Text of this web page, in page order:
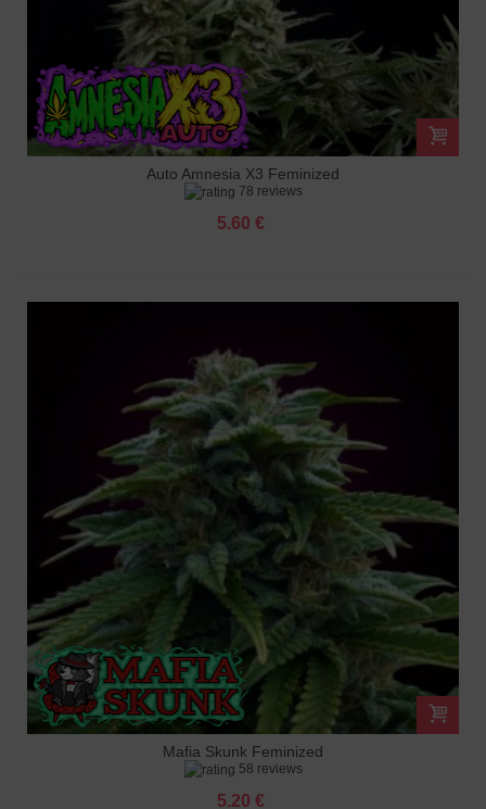
Auto Amnesia X3 Feminized
78 reviews
5.60 €
Mafia Skunk Feminized
58 reviews
5.20 €